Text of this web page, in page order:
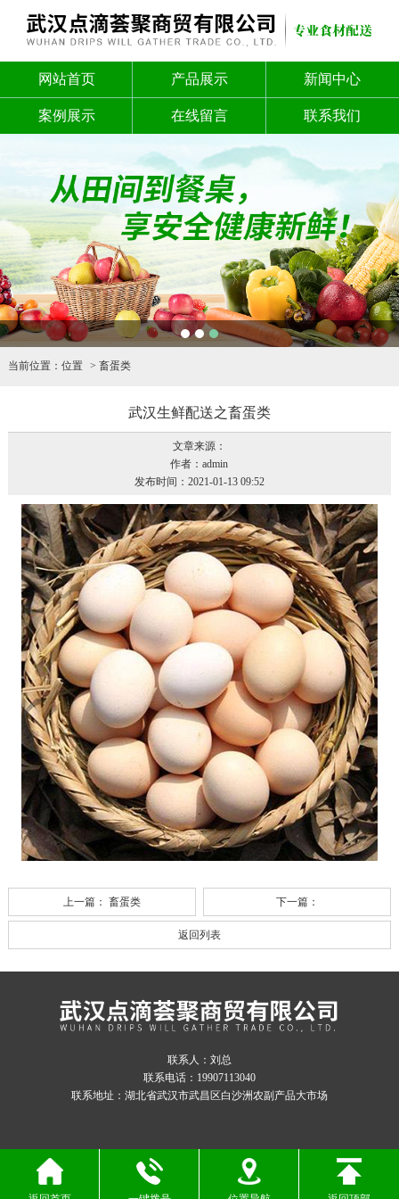
网站首页 产品展示 新闻中心
案例展示 在线留言 联系我们
1 2
3
当前位置： 位置 畜蛋类
武汉生鲜配送之畜蛋类
文章来源：
作者：admin
发布时间：2021-01-13 09:52
上一篇： 畜蛋类 下一篇：
返回列表
联系人：刘总
联系电话：19907113040
联系地址：湖北省武汉市武昌区白沙洲农副产品大市场